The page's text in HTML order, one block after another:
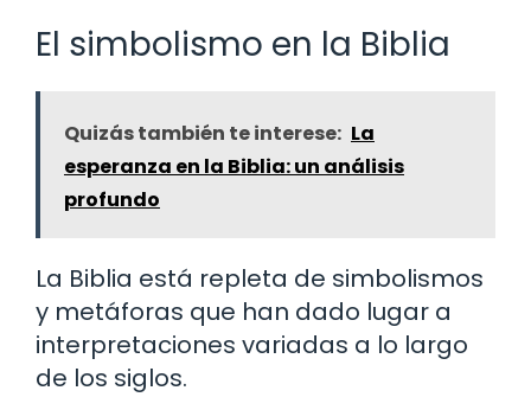
El simbolismo en la Biblia
Quizás también te interese: La
esperanza en la Biblia: un análisis
profundo
La Biblia está repleta de simbolismos
y metáforas que han dado lugar a
interpretaciones variadas a lo largo
de los siglos.